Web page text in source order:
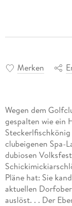
Merken
Wegen dem
gespalten wie ein
clubeigenen Spa-
dubiosen
Pläne hat: Sie
aktuellen
auslöst. . . Der